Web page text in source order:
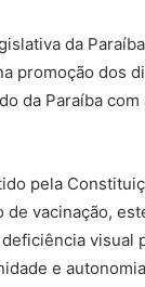
da
promoção dos
da Paraíba
pela
vacinação,
e